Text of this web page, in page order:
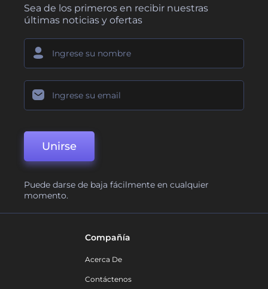
Sea de los primeros en recibir nuestras
últimas noticias y ofertas
Unirse
Puede darse de baja fácilmente en cualquier
momento.
Compañía
Acerca De
Contáctenos